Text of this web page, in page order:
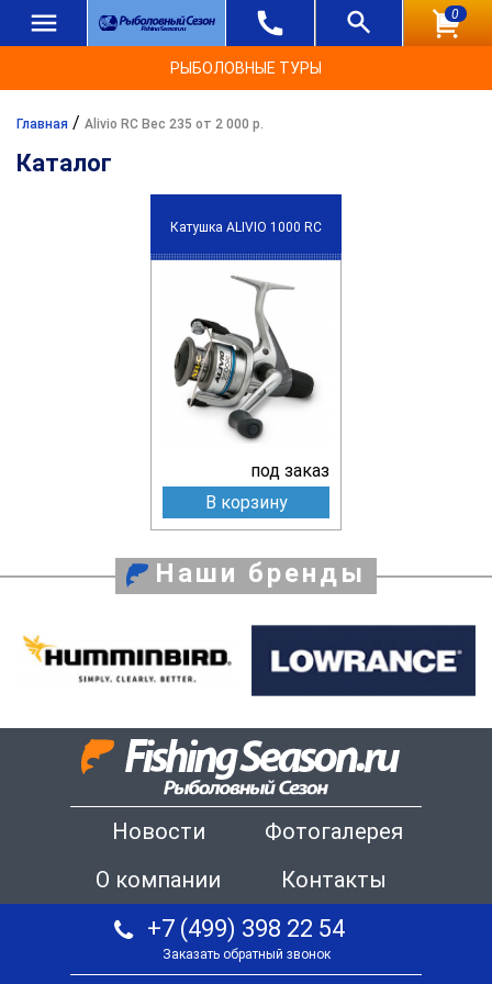
0
РЫБОЛОВНЫЕ ТУРЫ
Главная / Alivio RC Вес 235 от 2 000 р.
Каталог
Катушка ALIVIO 1000 RC
под заказ
В корзину
Наши бренды
Новости
Фотогалерея
О компании
Контакты
+7 (499) 398 22 54
Заказать обратный звонок